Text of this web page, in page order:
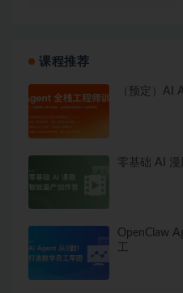
课程推荐
（预定）AI
零基础 AI
OpenClaw
工